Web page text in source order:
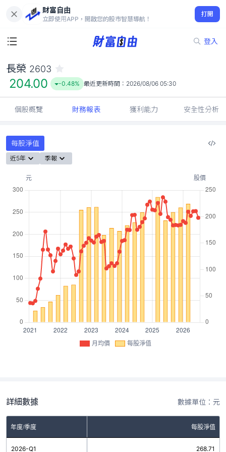
財富自由
立即使用APP，開啟您的股市智慧導航！
打開
登入
204.00
-0.48%
長榮 2603
204.00 -0.48% 最近更新時間： 2026/08/06 05:30
個股概覽 財務報表 獲利能力 安全性分析
每股淨值
近5年 季報
月均價 每股淨值
詳細數據 數據單位：元
年度/季度 每股淨值
2026-Q1 268.71